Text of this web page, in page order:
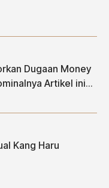
Dugaan Money
Artikel ini
dengan judul
Dugaan Money
2024/11/30/2-
dugaan-money-
Kang Haru